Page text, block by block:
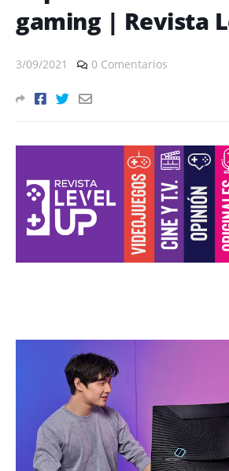
gaming | Revista
3/09/2021 0 Comentarios